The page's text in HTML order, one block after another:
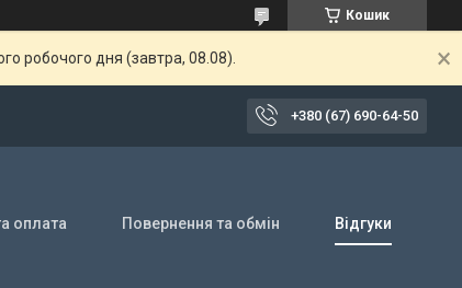
Кошик
робочого дня (завтра, 08.08).
+380 (67) 690-64-50
оплата Повернення та обмін Відгуки